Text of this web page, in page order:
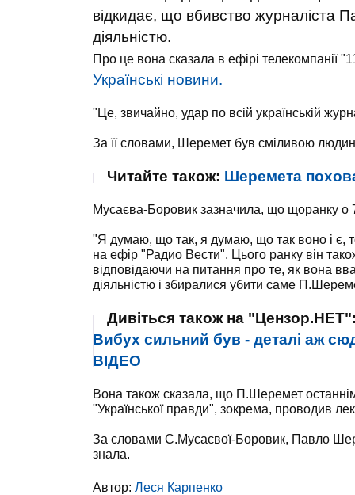
відкидає, що вбивство журналіста
діяльністю.
Про це вона сказала в ефірі телекомпанії
Українські новини.
"Це, звичайно, удар по всій українській
За її словами, Шеремет був сміливою
Читайте також: Шеремета
Мусаєва-Боровик зазначила, що щоранку о
"Я думаю, що так, я думаю, що так воно і є,
на ефір "Радио Вести". Цього ранку він
відповідаючи на питання про те, як вона
діяльністю і збиралися убити саме
Дивіться також на
Вибух сильний був - деталі аж
ВІДЕО
Вона також сказала, що П.Шеремет
"Української правди", зокрема, проводив
За словами С.Мусаєвої-Боровик, Павло
знала.
Автор: Леся Карпенко